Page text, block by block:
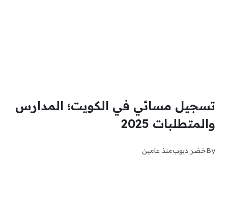
تسجيل مسائي في الكويت؛ المدارس
والمتطلبات 2025
Byخضر ديوبمنذ عامين